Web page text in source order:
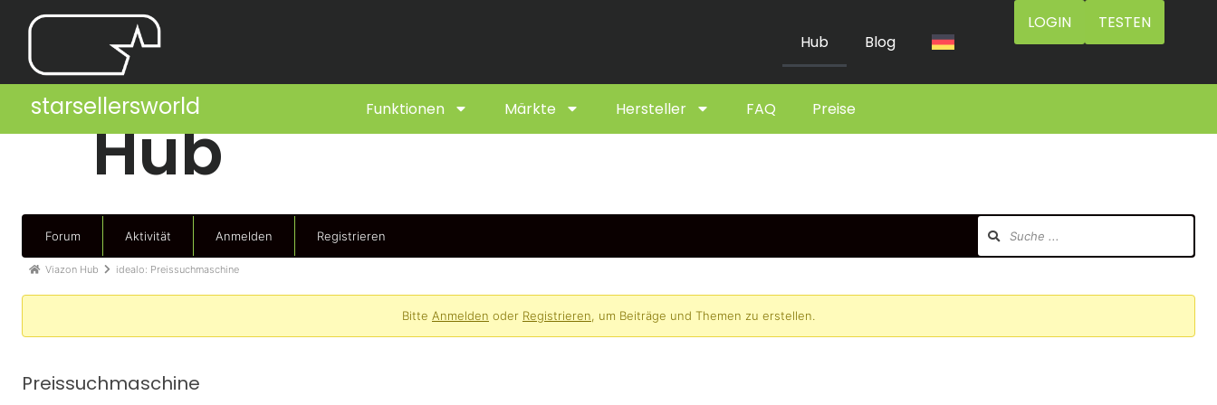
Hub Blog
LOGIN TESTEN
starsellersworld Funktionen Märkte Hersteller FAQ Preise
Hub
Forum Aktivität Anmelden Registrieren
Viazon Hub idealo: Preissuchmaschine
Bitte Anmelden oder Registrieren, um Beiträge und Themen zu erstellen.
Preissuchmaschine